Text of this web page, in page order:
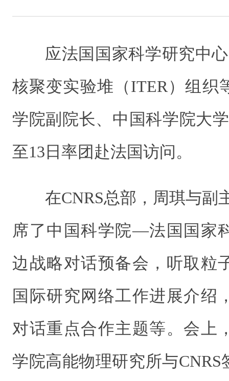
应法国国家科学研究中
核聚变实验堆（ITER）组织
学院副院长、中国科学院大
至13日率团赴法国访问。
在CNRS总部，周琪与副
席了中国科学院—法国国家
边战略对话预备会，听取粒
国际研究网络工作进展介绍
对话重点合作主题等。会上
学院高能物理研究所与